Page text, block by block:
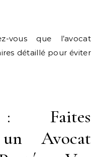
vous que l’avocat
détaillé pour éviter
: Faites
Avocat